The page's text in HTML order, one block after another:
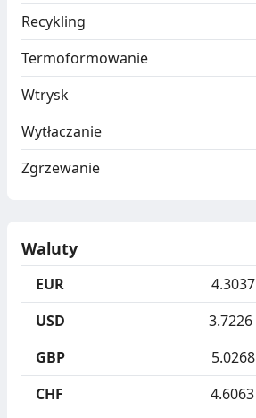
Recykling
Termoformowanie
Wtrysk
Wytłaczanie
Zgrzewanie
Waluty
EUR
4.3037
USD 3.7226
GBP 5.0268
CHF 4.6063